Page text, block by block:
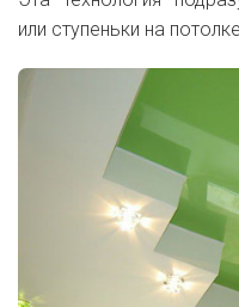
или ступеньки на